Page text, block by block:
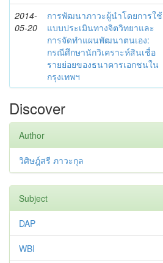
2014-
05-20
การพัฒนาภาวะผู้นำโดยการใช้
แบบประเมินทางจิตวิทยาและ
การจัดทำแผนพัฒนาตนเอง:
กรณีศึกษานักวิเคราะห์สินเชื่อ
รายย่อยของธนาคารเอกชนใน
กรุงเทพฯ
Discover
Author
วิศิษฎ์สรี ภาวะกุล
Subject
DAP
WBI